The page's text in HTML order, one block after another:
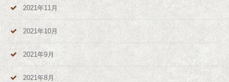
2021年11月
2021年10月
2021年9月
2021年8月